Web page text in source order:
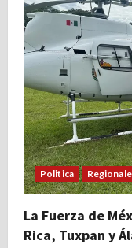
Politica
La Fuerza de
Rica, Tuxpan y